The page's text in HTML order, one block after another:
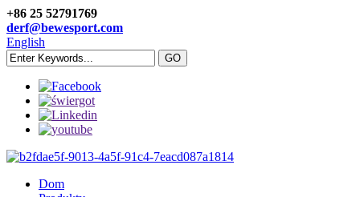
+86 25 52791769
derf@bewesport.com
English
Dom